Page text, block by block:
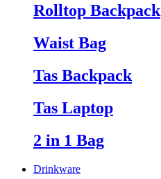
Rolltop Backpack
Waist Bag
Tas Backpack
Tas Laptop
2 in 1 Bag
Drinkware